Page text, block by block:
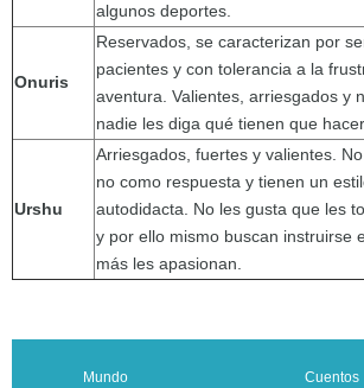
algunos deportes.
Onuris
Reservados, se caracterizan por
pacientes y con tolerancia a la
aventura. Valientes, arriesgados y
nadie les diga qué tienen que hacer.
Urshu
Arriesgados, fuertes y valientes.
no como respuesta y tienen un
autodidacta. No les gusta que les
y por ello mismo buscan instruirse
más les apasionan.
Mundo
Cuentos